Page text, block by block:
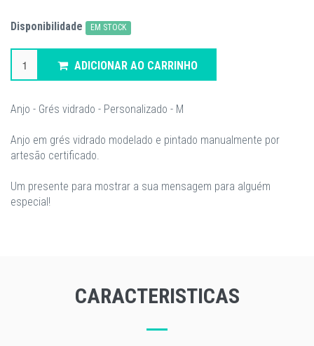
Disponibilidade EM STOCK
ADICIONAR AO CARRINHO
Anjo - Grés vidrado - Personalizado - M
Anjo em grés vidrado modelado e pintado manualmente por
artesão certificado.
Um presente para mostrar a sua mensagem para alguém
especial!
CARACTERISTICAS